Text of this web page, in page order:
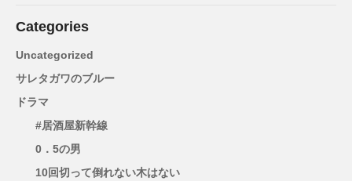
Categories
Uncategorized
サレタガワのブルー
ドラマ
#居酒屋新幹線
0．5の男
10回切って倒れない木はない